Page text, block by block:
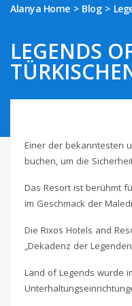
Alanya Home Blog
LEGENDS
Einer der bekanntesten
buchen, um die
Das Resort ist berühmt
im Geschmack der
Die Rixos Hotels and
„Dekadenz der
Land of Legends wurde